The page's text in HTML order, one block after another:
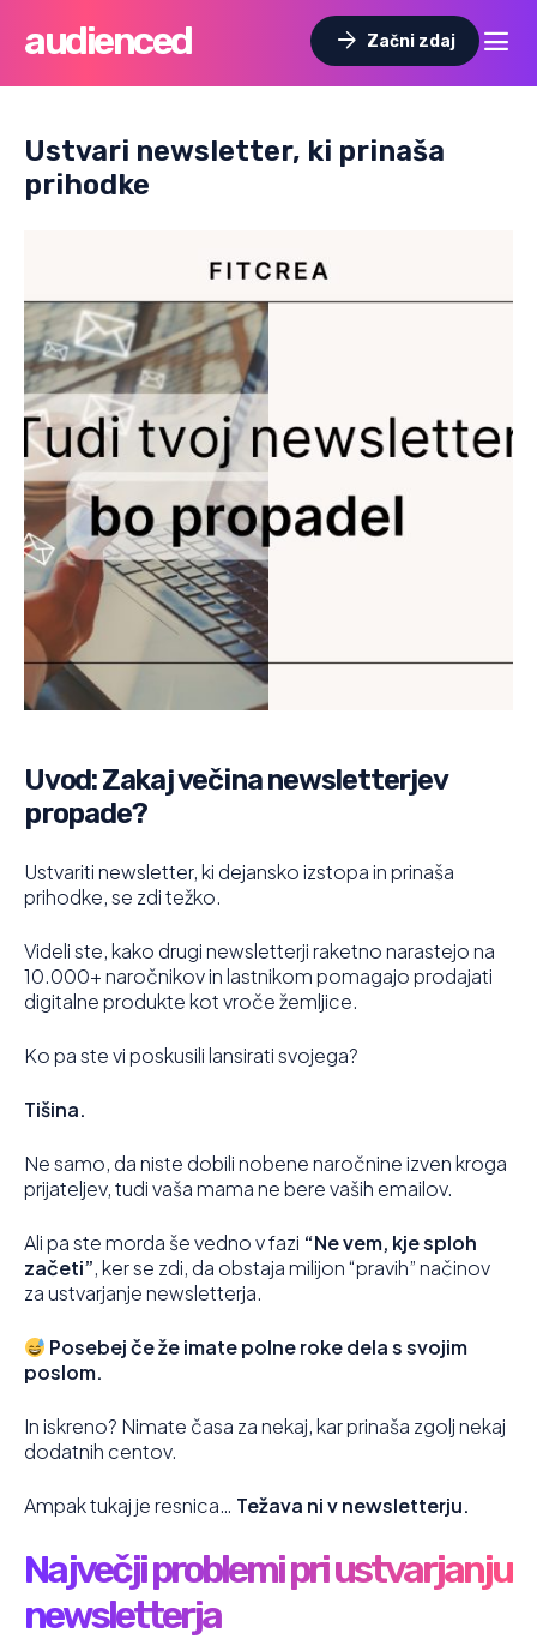
audienced arrow_forward Začni zdaj dehaze
Ustvari newsletter, ki prinaša
prihodke
Uvod: Zakaj večina newsletterjev
propade?
Ustvariti newsletter, ki dejansko izstopa in prinaša
prihodke, se zdi težko.
Videli ste, kako drugi newsletterji raketno narastejo na
10.000+ naročnikov in lastnikom pomagajo prodajati
digitalne produkte kot vroče žemljice.
Ko pa ste vi poskusili lansirati svojega?
Tišina.
Ne samo, da niste dobili nobene naročnine izven kroga
prijateljev, tudi vaša mama ne bere vaših emailov.
Ali pa ste morda še vedno v fazi “Ne vem, kje sploh
začeti”, ker se zdi, da obstaja milijon “pravih” načinov
za ustvarjanje newsletterja.
Posebej če že imate polne roke dela s svojim
poslom.
In iskreno? Nimate časa za nekaj, kar prinaša zgolj nekaj
dodatnih centov.
Ampak tukaj je resnica… Težava ni v newsletterju.
Največji problemi pri ustvarjanju
newsletterja